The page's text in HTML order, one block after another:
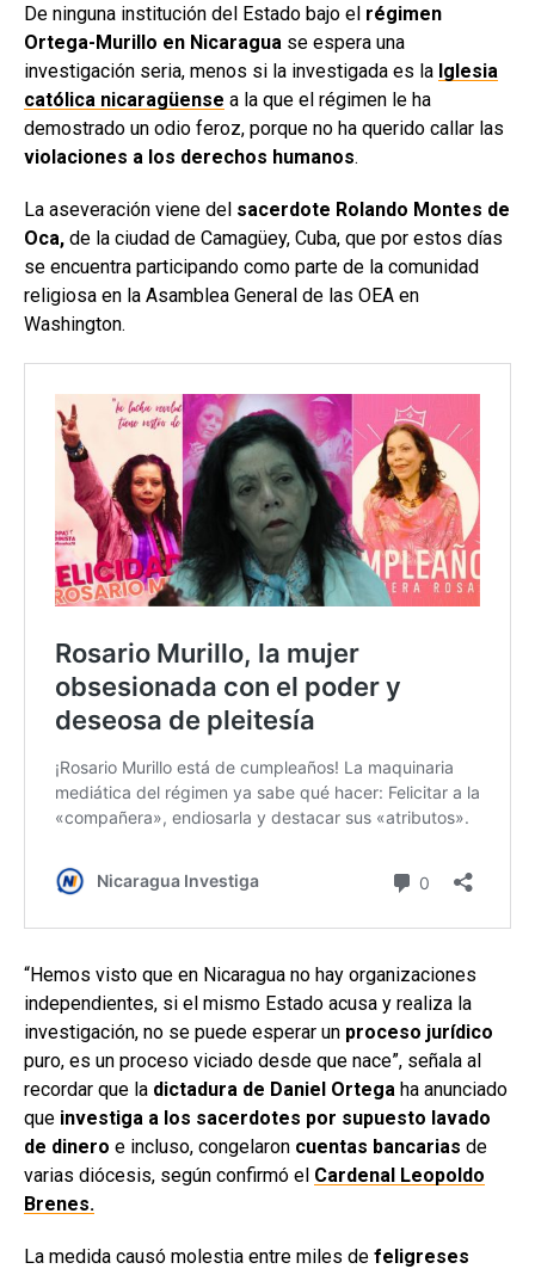
De ninguna institución del Estado bajo el régimen
Ortega-Murillo en Nicaragua se espera una
investigación seria, menos si la investigada es la Iglesia
católica nicaragüense a la que el régimen le ha
demostrado un odio feroz, porque no ha querido callar las
violaciones a los derechos humanos.
La aseveración viene del sacerdote Rolando Montes de
Oca, de la ciudad de Camagüey, Cuba, que por estos días
se encuentra participando como parte de la comunidad
religiosa en la Asamblea General de las OEA en
Washington.
“Hemos visto que en Nicaragua no hay organizaciones
independientes, si el mismo Estado acusa y realiza la
investigación, no se puede esperar un proceso jurídico
puro, es un proceso viciado desde que nace”, señala al
recordar que la dictadura de Daniel Ortega ha anunciado
que investiga a los sacerdotes por supuesto lavado
de dinero e incluso, congelaron cuentas bancarias de
varias diócesis, según confirmó el Cardenal Leopoldo
Brenes.
La medida causó molestia entre miles de feligreses